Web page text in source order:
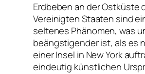
Erdbeben an der Ostküste
Vereinigten Staaten sind
seltenes Phänomen, was
beängstigender ist, als es
einer Insel in New York
eindeutig künstlichen